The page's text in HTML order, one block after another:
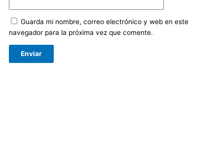
Guarda mi nombre, correo electrónico y web en este
navegador para la próxima vez que comente.